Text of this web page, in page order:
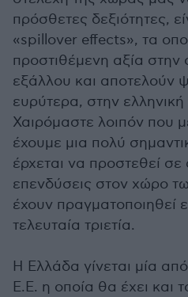
πρόσθετες δεξιότητες,
«spillover effects», τα
προστιθέμενη αξία στην
εξάλλου και αποτελούν
ευρύτερα, στην ελληνική
Χαιρόμαστε λοιπόν που
έχουμε μια πολύ
έρχεται να προστεθεί σε
επενδύσεις στον χώρο
έχουν πραγματοποιηθεί
τελευταία τριετία.
Η Ελλάδα γίνεται μία
Ε.Ε. η οποία θα έχει και